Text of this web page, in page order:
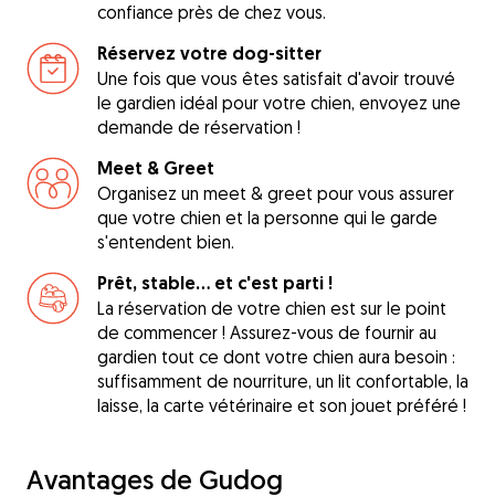
confiance près de chez vous.
Réservez votre dog-sitter
Une fois que vous êtes satisfait d'avoir trouvé
le gardien idéal pour votre chien, envoyez une
demande de réservation !
Meet & Greet
Organisez un meet & greet pour vous assurer
que votre chien et la personne qui le garde
s'entendent bien.
Prêt, stable... et c'est parti !
La réservation de votre chien est sur le point
de commencer ! Assurez-vous de fournir au
gardien tout ce dont votre chien aura besoin :
suffisamment de nourriture, un lit confortable, la
laisse, la carte vétérinaire et son jouet préféré !
Avantages de Gudog